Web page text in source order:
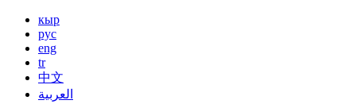
кыр
рус
eng
tr
中文
العربية